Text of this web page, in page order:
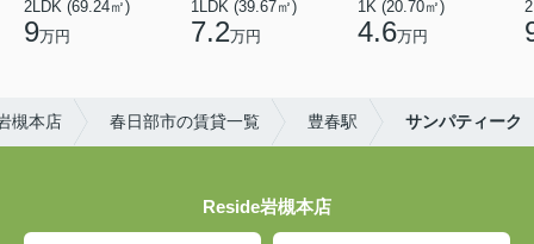
2LDK (69.24㎡)
9万円
1LDK (39.67㎡)
7.2万円
1K (20.70㎡)
4.6万円
槻本店 春日部市の賃貸一覧 豊春駅 サンパティーク
Reside岩槻本店